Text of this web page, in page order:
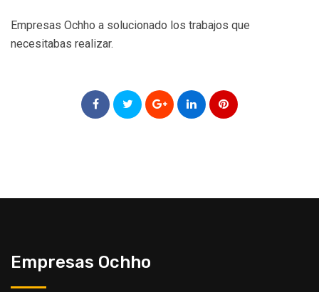
Empresas Ochho a solucionado los trabajos que
necesitabas realizar.
Empresas Ochho